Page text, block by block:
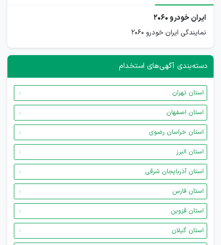
ایران خودرو ۲۰۶۰
نمایندگی ایران خودرو ۲۰۶۰
دسته‌بندی آگهی‌های استخدام
استان تهران
استان اصفهان
استان خراسان رضوی
استان البرز
استان آذربایجان شرقی
استان فارس
استان قزوین
استان گیلان